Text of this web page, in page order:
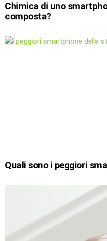
Chimica di uno
composta?
Quali sono i peggiori